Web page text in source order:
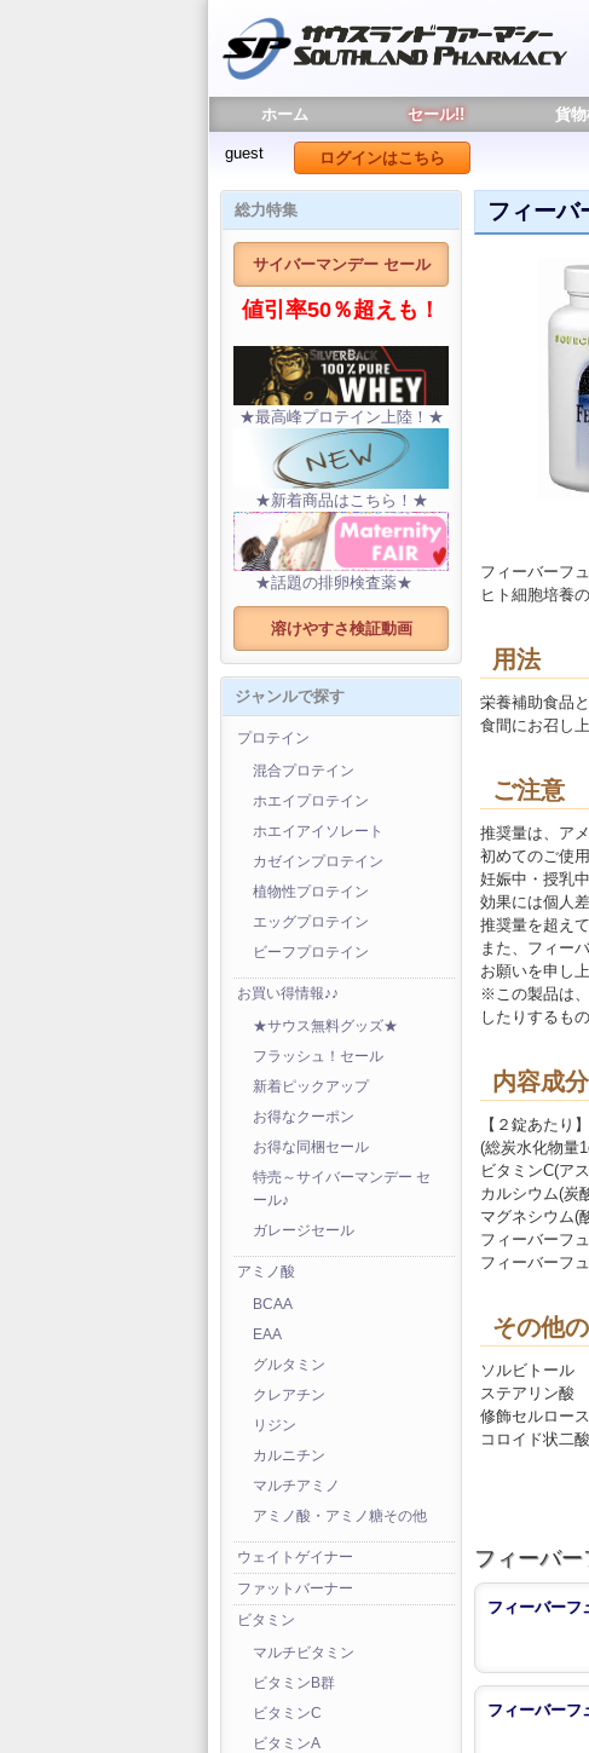
ホーム セール!! 貨
guest ログインはこちら
総力特集
サイバーマンデー セール
値引率50％超えも！
★最高峰プロテイン上陸！★
★新着商品はこちら！★
★話題の排卵検査薬★
溶けやすさ検証動画
ジャンルで探す
プロテイン
混合プロテイン
ホエイプロテイン
ホエイアイソレート
カゼインプロテイン
植物性プロテイン
エッグプロテイン
ビーフプロテイン
お買い得情報♪♪
★サウス無料グッズ★
フラッシュ！セール
新着ピックアップ
お得なクーポン
お得な同梱セール
特売～サイバーマンデー セ
ール♪
ガレージセール
アミノ酸
BCAA
EAA
グルタミン
クレアチン
リジン
カルニチン
マルチアミノ
アミノ酸・アミノ糖その他
ウェイトゲイナー
ファットバーナー
ビタミン
マルチビタミン
ビタミンB群
ビタミンC
ビタミンA
フィーバ
フィーバーフ
ヒト細胞培養
用法
栄養補助食品
食間にお召し
ご注意
推奨量は、ア
初めてのご使
妊娠中・授乳
効果には個人
推奨量を超え
また、フィー
お願いを申し上
※この製品は
したりするも
内容成分
【２錠あたり】
(総炭水化物量
ビタミンC(ア
カルシウム(炭
マグネシウム(
フィーバーフ
フィーバーフ
その他
ソルビトール
ステアリン酸
修飾セルロー
コロイド状二
フィーバー
フィーバーフ
フィーバーフ